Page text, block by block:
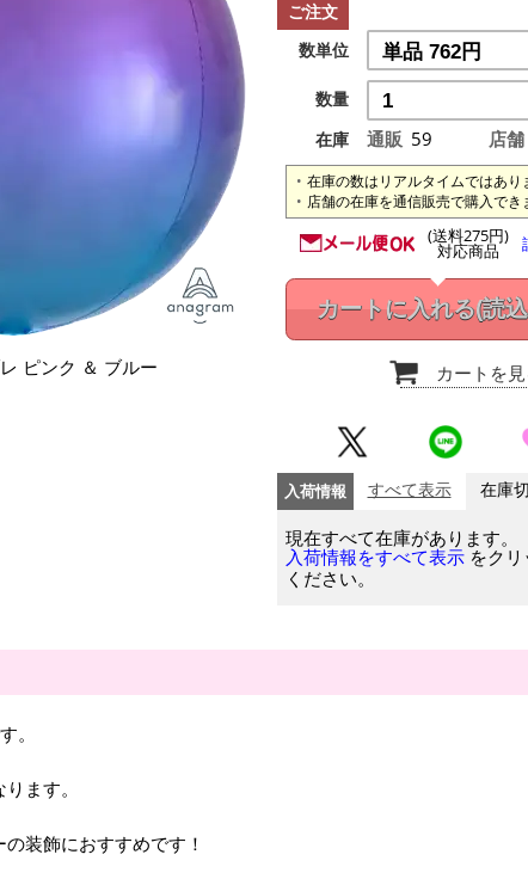
ピンク ＆ ブルー
ご注文
数単位
数量
在庫
通販 59 店舗
在庫の数はリアルタイムではあり
店舗の在庫を通信販売で購入でき
(送料275円)
対応商品
カートに入れる(読
カートを
入荷情報 すべて表示 在庫
現在すべて在庫があります。
入荷情報をすべて表示 をクリ
ください。
。
ます。
装飾におすすめです！